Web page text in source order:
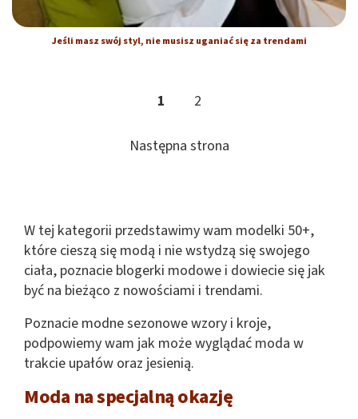
Jeśli masz swój styl, nie musisz uganiać się za trendami
1 2
Następna strona
W tej kategorii przedstawimy wam modelki 50+,
które cieszą się modą i nie wstydzą się swojego
ciała, poznacie blogerki modowe i dowiecie się jak
być na bieżąco z nowościami i trendami.
Poznacie modne sezonowe wzory i kroje,
podpowiemy wam jak może wyglądać moda w
trakcie upałów oraz jesienią.
Moda na specjalną okazję